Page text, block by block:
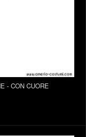
- CON CUORE